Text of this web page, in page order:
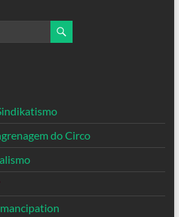
do Circo